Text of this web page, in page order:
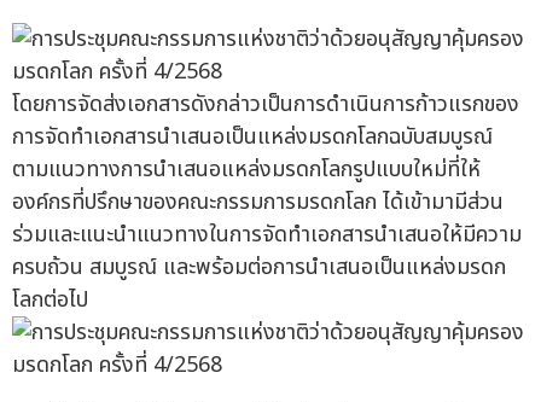
โดยการจัดส่งเอกสารดังกล่าวเป็นการดำเนินการก้าวแรกของ
การจัดทำเอกสารนำเสนอเป็นแหล่งมรดกโลกฉบับสมบูรณ์
ตามแนวทางการนำเสนอแหล่งมรดกโลกรูปแบบใหม่ที่ให้
องค์กรที่ปรึกษาของคณะกรรมการมรดกโลก ได้เข้ามามีส่วน
ร่วมและแนะนำแนวทางในการจัดทำเอกสารนำเสนอให้มีความ
ครบถ้วน สมบูรณ์ และพร้อมต่อการนำเสนอเป็นแหล่งมรดก
โลกต่อไป